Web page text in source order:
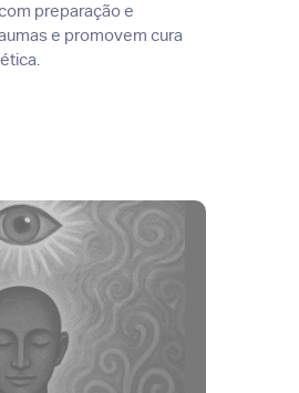
preparação e
e promovem cura